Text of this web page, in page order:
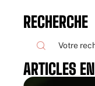
RECHERCHE
ARTICLES